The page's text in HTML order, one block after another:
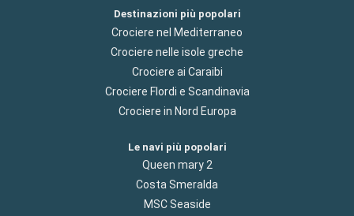
Destinazioni più popolari
Crociere nel Mediterraneo
Crociere nelle isole greche
Crociere ai Caraibi
Crociere Flordi e Scandinavia
Crociere in Nord Europa
Le navi più popolari
Queen mary 2
Costa Smeralda
MSC Seaside